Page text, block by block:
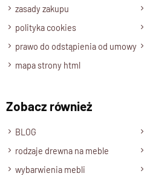
Lakier satynowy półmat.
Styl
Klasyczny, kolonialny, tradycyjny.
Szerokość
Wysokość
Głębokość
45 cm.
Półki
zasady zakupu
polityka cookies
prawo do odstąpienia od umowy
mapa strony html
Zobacz również
BLOG
rodzaje drewna na meble
wybarwienia mebli